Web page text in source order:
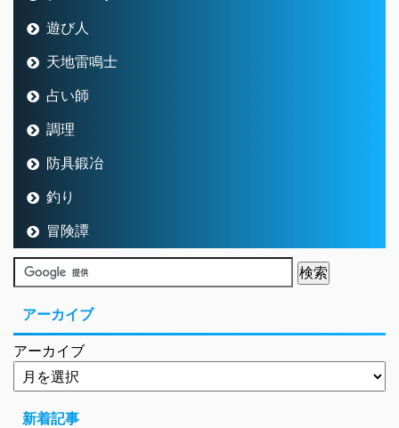
遊び人
天地雷鳴士
占い師
調理
防具鍛冶
釣り
冒険譚
アーカイブ
アーカイブ
新着記事